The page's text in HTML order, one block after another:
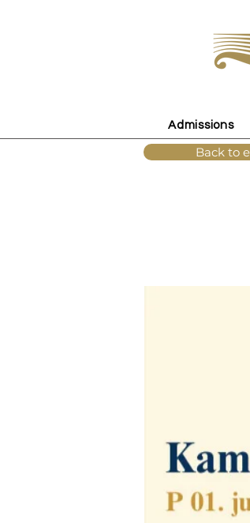
Admissions
Back to